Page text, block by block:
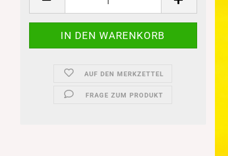
AUF DEN MERKZETTEL
FRAGE ZUM PRODUKT